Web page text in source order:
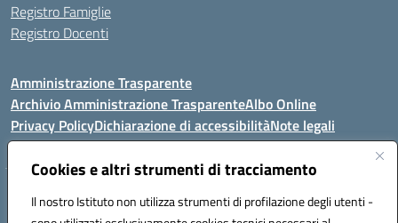
Cookies e altri strumenti di tracciamento
Il nostro Istituto non utilizza strumenti di profilazione degli utenti -
Registro Famiglie
Registro Docenti
Amministrazione Trasparente
Archivio Amministrazione TrasparenteAlbo Online
Privacy PolicyDichiarazione di accessibilitàNote legali
Istituto Comprensivo Statale